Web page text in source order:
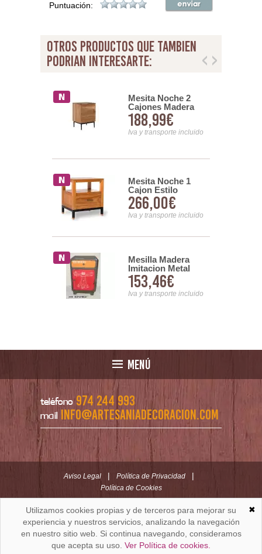
Puntuación:
otros productos que tambien
podrian interesarte:
Mesita Noche 2
Cajones Madera
Acacia Ondulada
Alicock
188,99€
Iva y transporte incluido
Mesita Noche 1
Cajon Estilo
Industrial Serie
Madhu
266,00€
Iva y transporte incluido
Mesilla Madera
Imitacion Metal
Claren
153,46€
Iva y transporte incluido
MENÚ
teléfono 974 244 993
mail info@artesaniadecoracion.com
Aviso Legal | Política de Privacidad |
Política de Cookies
ARTESANÍAYDECORACION.COM
C/ Padre Huesca nº 30 | Oficina C/ Roldán nº 5 -3º
Huesca (España)
✖
Utilizamos cookies propias y de terceros para mejorar su
experiencia y nuestros servicios, analizando la navegación
en nuestro sitio web. Si continua navegando, consideramos
que acepta su uso. Ver Política de cookies.